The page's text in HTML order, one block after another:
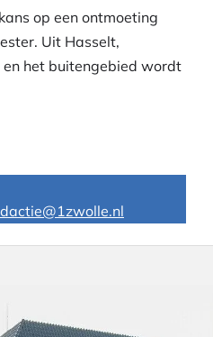
op een ontmoeting
Uit Hasselt,
het buitengebied wordt